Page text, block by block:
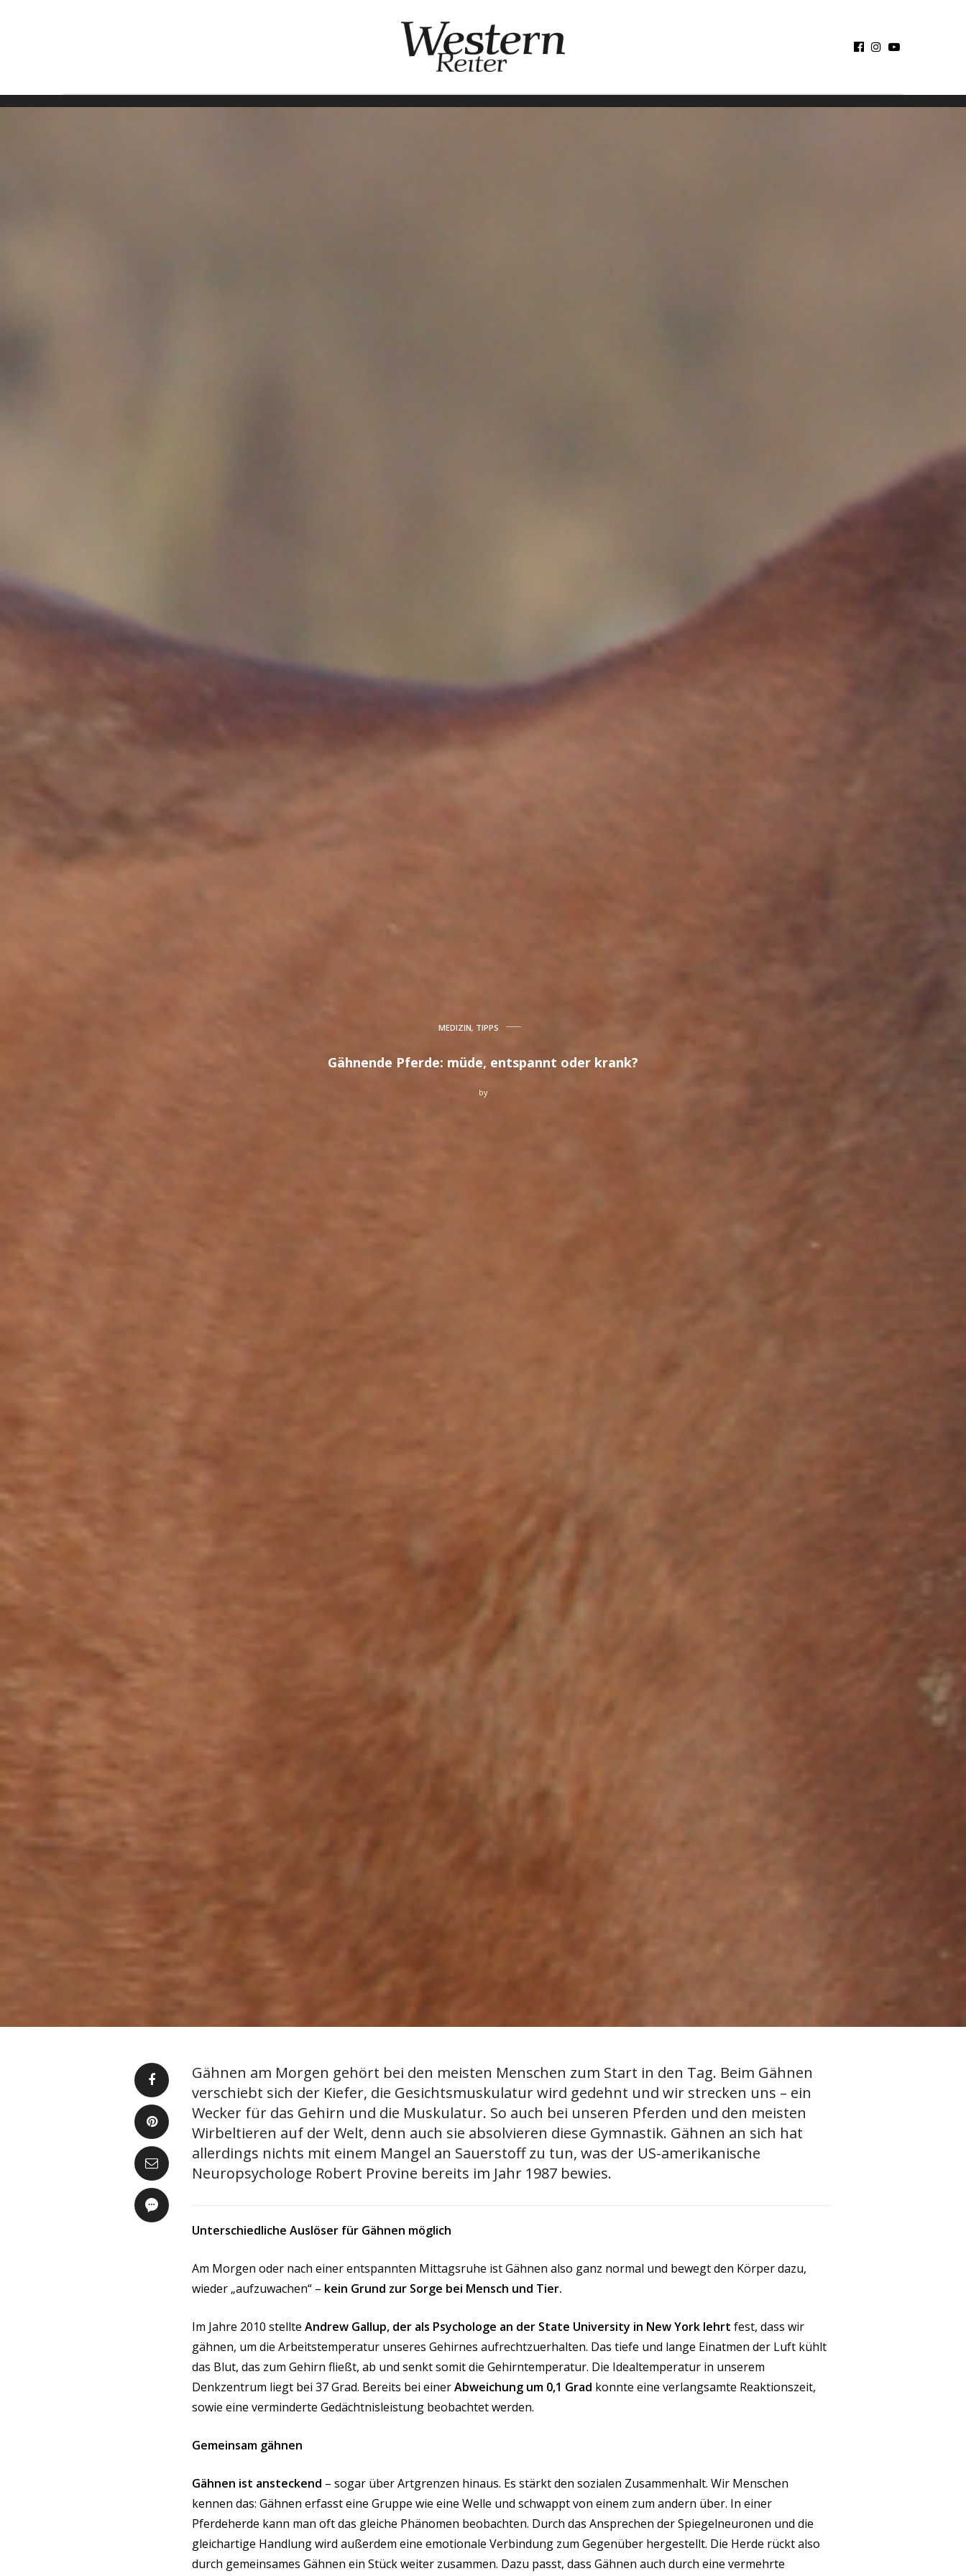
MEDIZIN, TIPPS
Gähnende Pferde: müde, entspannt oder krank?
by
Gähnen am Morgen gehört bei den meisten Menschen zum Start in den Tag. Beim Gähnen
verschiebt sich der Kiefer, die Gesichtsmuskulatur wird gedehnt und wir strecken uns – ein
Wecker für das Gehirn und die Muskulatur. So auch bei unseren Pferden und den meisten
Wirbeltieren auf der Welt, denn auch sie absolvieren diese Gymnastik. Gähnen an sich hat
allerdings nichts mit einem Mangel an Sauerstoff zu tun, was der US-amerikanische
Neuropsychologe Robert Provine bereits im Jahr 1987 bewies.
Unterschiedliche Auslöser für Gähnen möglich
Am Morgen oder nach einer entspannten Mittagsruhe ist Gähnen also ganz normal und bewegt den Körper dazu,
wieder „aufzuwachen“ – kein Grund zur Sorge bei Mensch und Tier.
Im Jahre 2010 stellte Andrew Gallup, der als Psychologe an der State University in New York lehrt fest, dass wir
gähnen, um die Arbeitstemperatur unseres Gehirnes aufrechtzuerhalten. Das tiefe und lange Einatmen der Luft kühlt
das Blut, das zum Gehirn fließt, ab und senkt somit die Gehirntemperatur. Die Idealtemperatur in unserem
Denkzentrum liegt bei 37 Grad. Bereits bei einerAbweichung um 0,1 Grad konnte eine verlangsamte Reaktionszeit,
sowie eine verminderte Gedächtnisleistung beobachtet werden.
Gemeinsam gähnen
Gähnen ist ansteckend – sogar über Artgrenzen hinaus. Es stärkt den sozialen Zusammenhalt. Wir Menschen
kennen das: Gähnen erfasst eine Gruppe wie eine Welle und schwappt von einem zum andern über. In einer
Pferdeherde kann man oft das gleiche Phänomen beobachten. Durch das Ansprechen der Spiegelneuronen und die
gleichartige Handlung wird außerdem eine emotionale Verbindung zum Gegenüber hergestellt. Die Herde rückt also
durch gemeinsames Gähnen ein Stück weiter zusammen. Dazu passt, dass Gähnen auch durch eine vermehrte